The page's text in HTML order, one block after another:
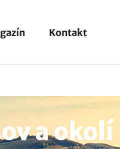
Kontakt
a okolí